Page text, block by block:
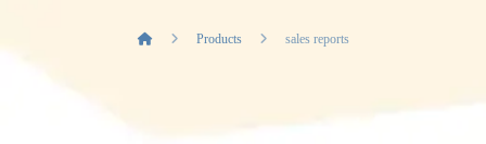
Products sales reports